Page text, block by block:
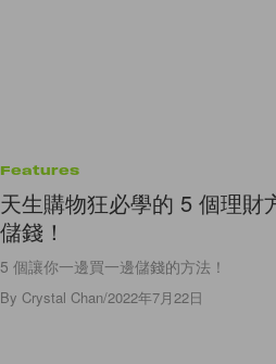
Features
天生購物狂必學的 5 個理財
儲錢！
5 個讓你一邊買一邊儲錢的方法！
By Crystal Chan/2022年7月22日